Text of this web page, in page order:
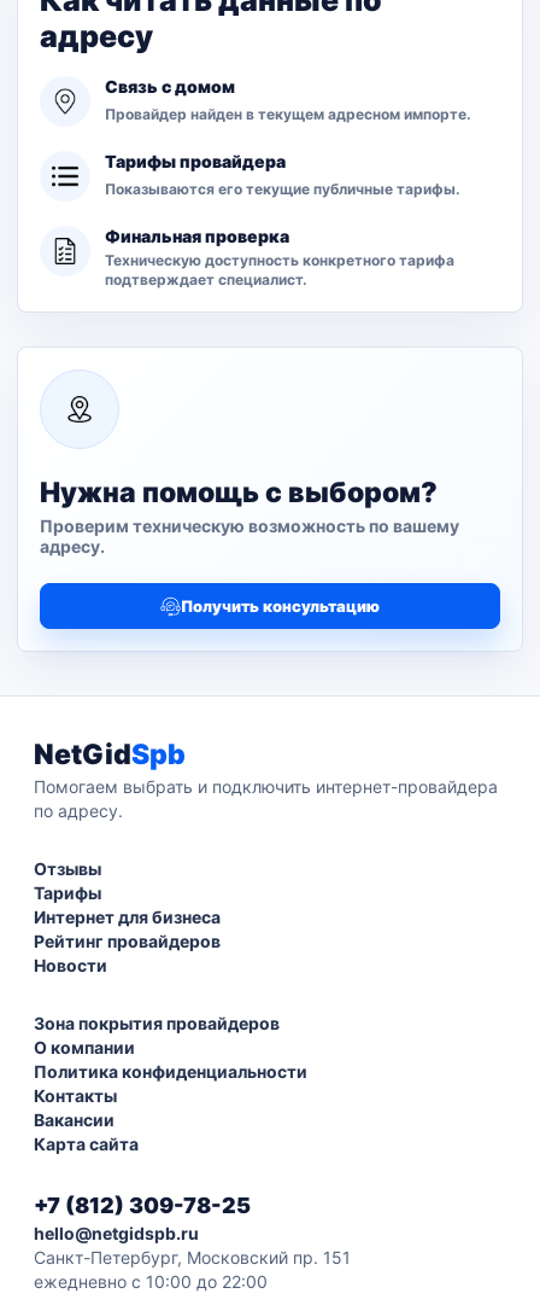
адресу
Связь с домом
Провайдер найден в текущем адресном импорте.
Тарифы провайдера
Показываются его текущие публичные тарифы.
Финальная проверка
Техническую доступность конкретного тарифа
подтверждает специалист.
Нужна помощь с выбором?
Проверим техническую возможность по вашему
адресу.
Получить консультацию
NetGidSpb
Помогаем выбрать и подключить интернет-провайдера
по адресу.
Отзывы
Тарифы
Интернет для бизнеса
Рейтинг провайдеров
Новости
Зона покрытия провайдеров
О компании
Политика конфиденциальности
Контакты
Вакансии
Карта сайта
+7 (812) 309-78-25
hello@netgidspb.ru
Санкт-Петербург, Московский пр. 151
ежедневно с 10:00 до 22:00